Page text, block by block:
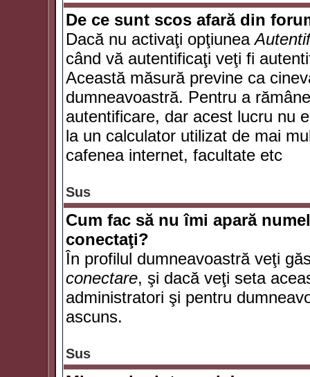
De ce sunt scos afară din
Dacă nu activaţi opţiunea
când vă autentificaţi veţi fi
Această măsură previne ca
dumneavoastră. Pentru a
autentificare, dar acest lucru nu
la un calculator utilizat de mai
cafenea internet, facultate etc
Sus
Cum fac să nu îmi apară
conectaţi?
În profilul dumneavoastră veţi
conectare, şi dacă veţi seta
administratori şi pentru
ascuns.
Sus